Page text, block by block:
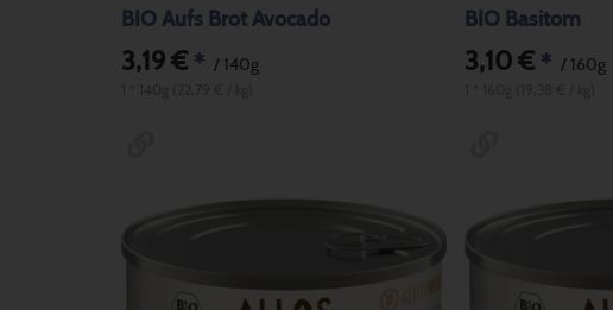
BIO Aufs Brot Avocado
3,19 € * / 140g
BIO Basitom
3,10 €* / 160g